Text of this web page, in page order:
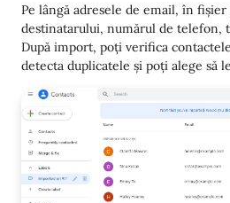
Pe lângă adresele de email, în
destinatarului, numărul de telefon,
După import, poți verifica
detecta duplicatele și poți alege să